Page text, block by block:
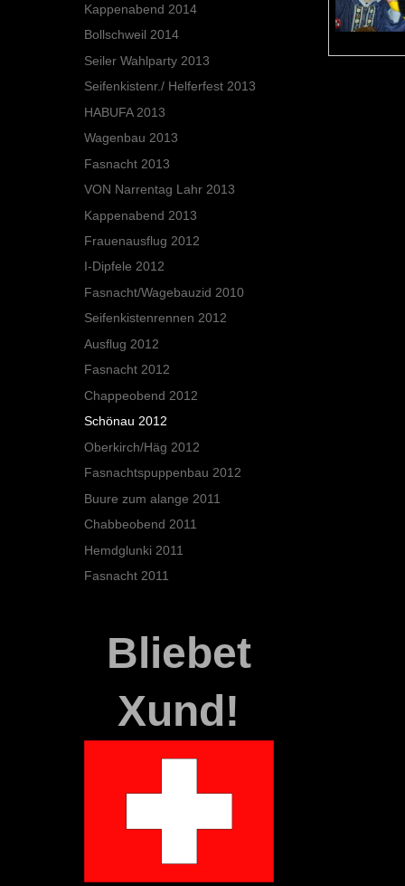
Kappenabend 2014
Bollschweil 2014
Seiler Wahlparty 2013
Seifenkistenr./ Helferfest 2013
HABUFA 2013
Wagenbau 2013
Fasnacht 2013
VON Narrentag Lahr 2013
Kappenabend 2013
Frauenausflug 2012
I-Dipfele 2012
Fasnacht/Wagebauzid 2010
Seifenkistenrennen 2012
Ausflug 2012
Fasnacht 2012
Chappeobend 2012
Schönau 2012
Oberkirch/Häg 2012
Fasnachtspuppenbau 2012
Buure zum alange 2011
Chabbeobend 2011
Hemdglunki 2011
Fasnacht 2011
Bliebet
Xund!